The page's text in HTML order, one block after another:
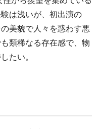
は浅いが、初出演の
美貌で人々を惑わす悪
類稀なる存在感で、物
たい。